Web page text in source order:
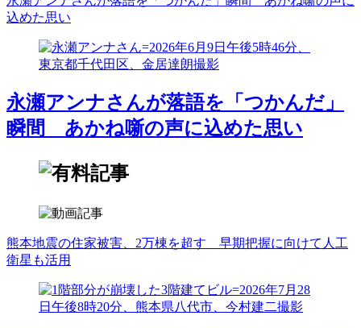
込めた思い
永瀬アンナさんが落語を「つかんだ」
瞬間 あかね噺の声に込めた思い
熊本地震の住家被害、2万棟を超す 早期把握に向けて人工
衛星も活用